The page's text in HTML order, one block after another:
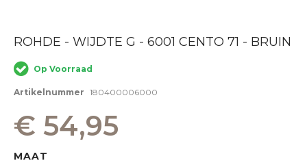
Ga
het
begin
de
gallerij
ROHDE - WIJDTE G - 6001 CENTO 71 - BRUIN
Op Voorraad
Artikelnummer 180400006000
€ 54,95
MAAT